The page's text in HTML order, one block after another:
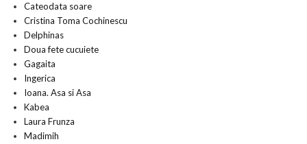
Cateodata soare
Cristina Toma Cochinescu
Delphinas
Doua fete cucuiete
Gagaita
Ingerica
Ioana. Asa si Asa
Kabea
Laura Frunza
Madimih